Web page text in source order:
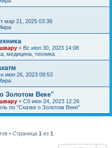
мар 21, 2025 03:39
« Вс июл 30, 2023 14:08
медицина, техника
июн 26, 2023 09:53
Золотом Веке"
« Сб июн 24, 2023 12:26
по "Сказке о Золотом Веке"
• Страница 1 из 1